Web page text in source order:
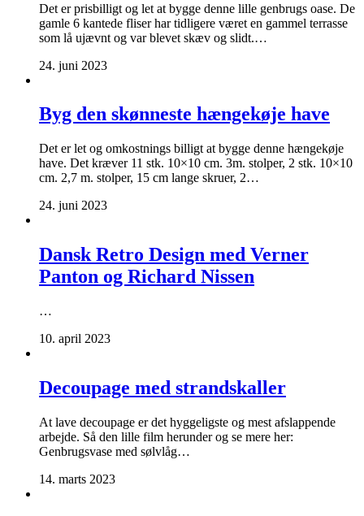
Det er prisbilligt og let at bygge denne lille genbrugs oase. De
gamle 6 kantede fliser har tidligere været en gammel terrasse
som lå ujævnt og var blevet skæv og slidt.…
24. juni 2023
Byg den skønneste hængekøje have
Det er let og omkostnings billigt at bygge denne hængekøje
have. Det kræver 11 stk. 10×10 cm. 3m. stolper, 2 stk. 10×10
cm. 2,7 m. stolper, 15 cm lange skruer, 2…
24. juni 2023
Dansk Retro Design med Verner
Panton og Richard Nissen
…
10. april 2023
Decoupage med strandskaller
At lave decoupage er det hyggeligste og mest afslappende
arbejde. Så den lille film herunder og se mere her:
Genbrugsvase med sølvlåg…
14. marts 2023